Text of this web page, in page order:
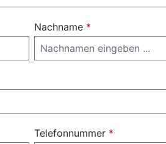
Nachname *
Telefonnummer *